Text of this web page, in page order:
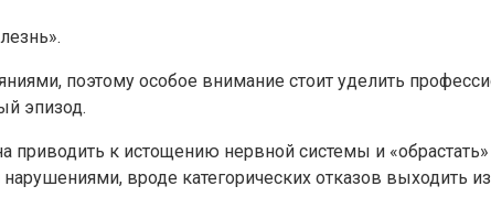
поэтому особое внимание стоит уделить
эпизод.
приводить к истощению нервной системы и
вроде категорических отказов выходить